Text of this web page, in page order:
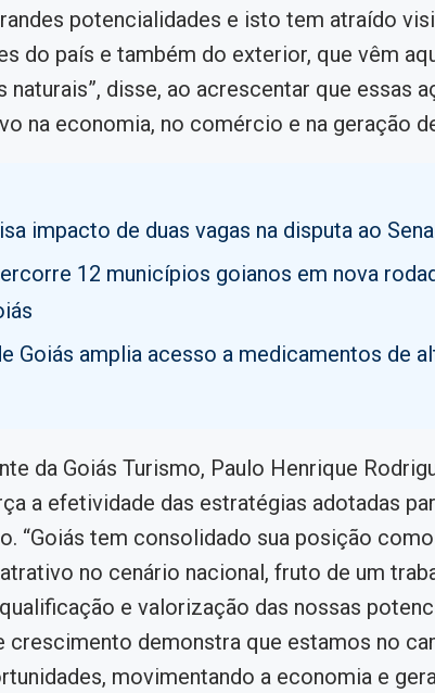
potencialidades e isto tem atraído
do país e também do exterior, que vêm
naturais”, disse, ao acrescentar que essas
na economia, no comércio e na geração
impacto de duas vagas na disputa ao
12 municípios goianos em nova
Goiás amplia acesso a medicamentos de
da Goiás Turismo, Paulo Henrique
a efetividade das estratégias adotadas
“Goiás tem consolidado sua posição
no cenário nacional, fruto de um
e valorização das nossas
crescimento demonstra que estamos no
movimentando a economia e